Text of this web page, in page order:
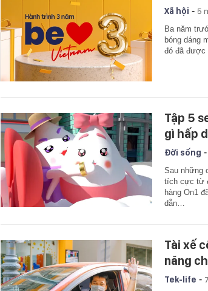
Xã hội - 5
Ba năm
bóng dáng
đó đã được
Tập 5
gì hấp
Đời sống -
Sau những
tích cực từ
hàng On1
dẫn…
Tài xế
năng
Tek-life -